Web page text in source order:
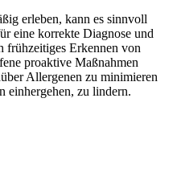
erleben, kann es sinnvoll
eine korrekte Diagnose und
frühzeitiges Erkennen von
proaktive Maßnahmen
Allergenen zu minimieren
einhergehen, zu lindern.